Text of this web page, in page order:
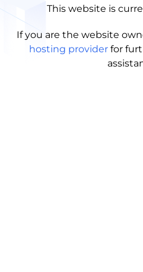
This website is
If you are the website
hosting provider for